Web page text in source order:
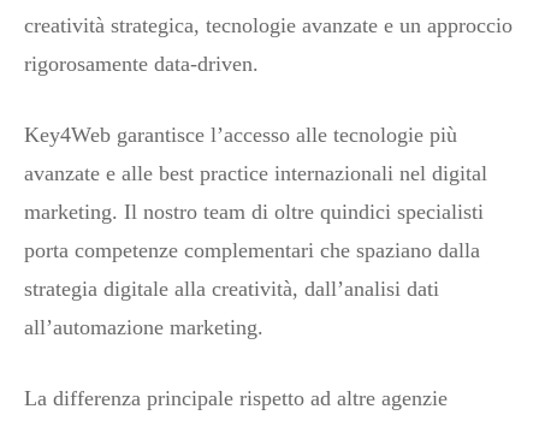
creatività strategica, tecnologie avanzate e un approccio
rigorosamente data-driven.
Key4Web garantisce l’accesso alle tecnologie più
avanzate e alle best practice internazionali nel digital
marketing. Il nostro team di oltre quindici specialisti
porta competenze complementari che spaziano dalla
strategia digitale alla creatività, dall’analisi dati
all’automazione marketing.
La differenza principale rispetto ad altre agenzie